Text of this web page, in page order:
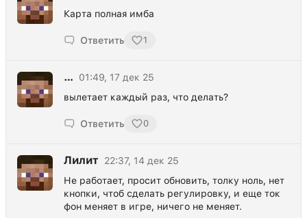
Карта полная имба
Ответить 1
…
01:49, 17 дек 25
вылетает каждый раз, что делать?
Ответить 0
Лилит
22:37, 14 дек 25
Не работает, просит обновить, толку ноль, нет
кнопки, чтоб сделать регулировку, и еще ток
фон меняет в игре, ничего не меняет.